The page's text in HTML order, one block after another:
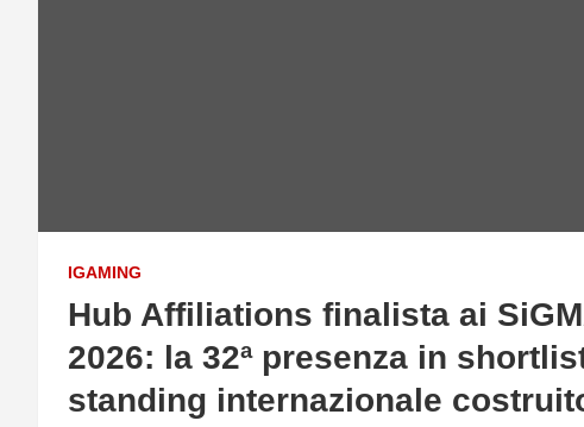
IGAMING
Hub Affiliations finalista ai
2026: la 32ª presenza in
standing internazionale